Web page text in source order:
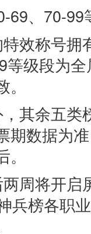
69、70-
效称号
等级段为
，其余五
期数据为
两周将开
兵榜各职